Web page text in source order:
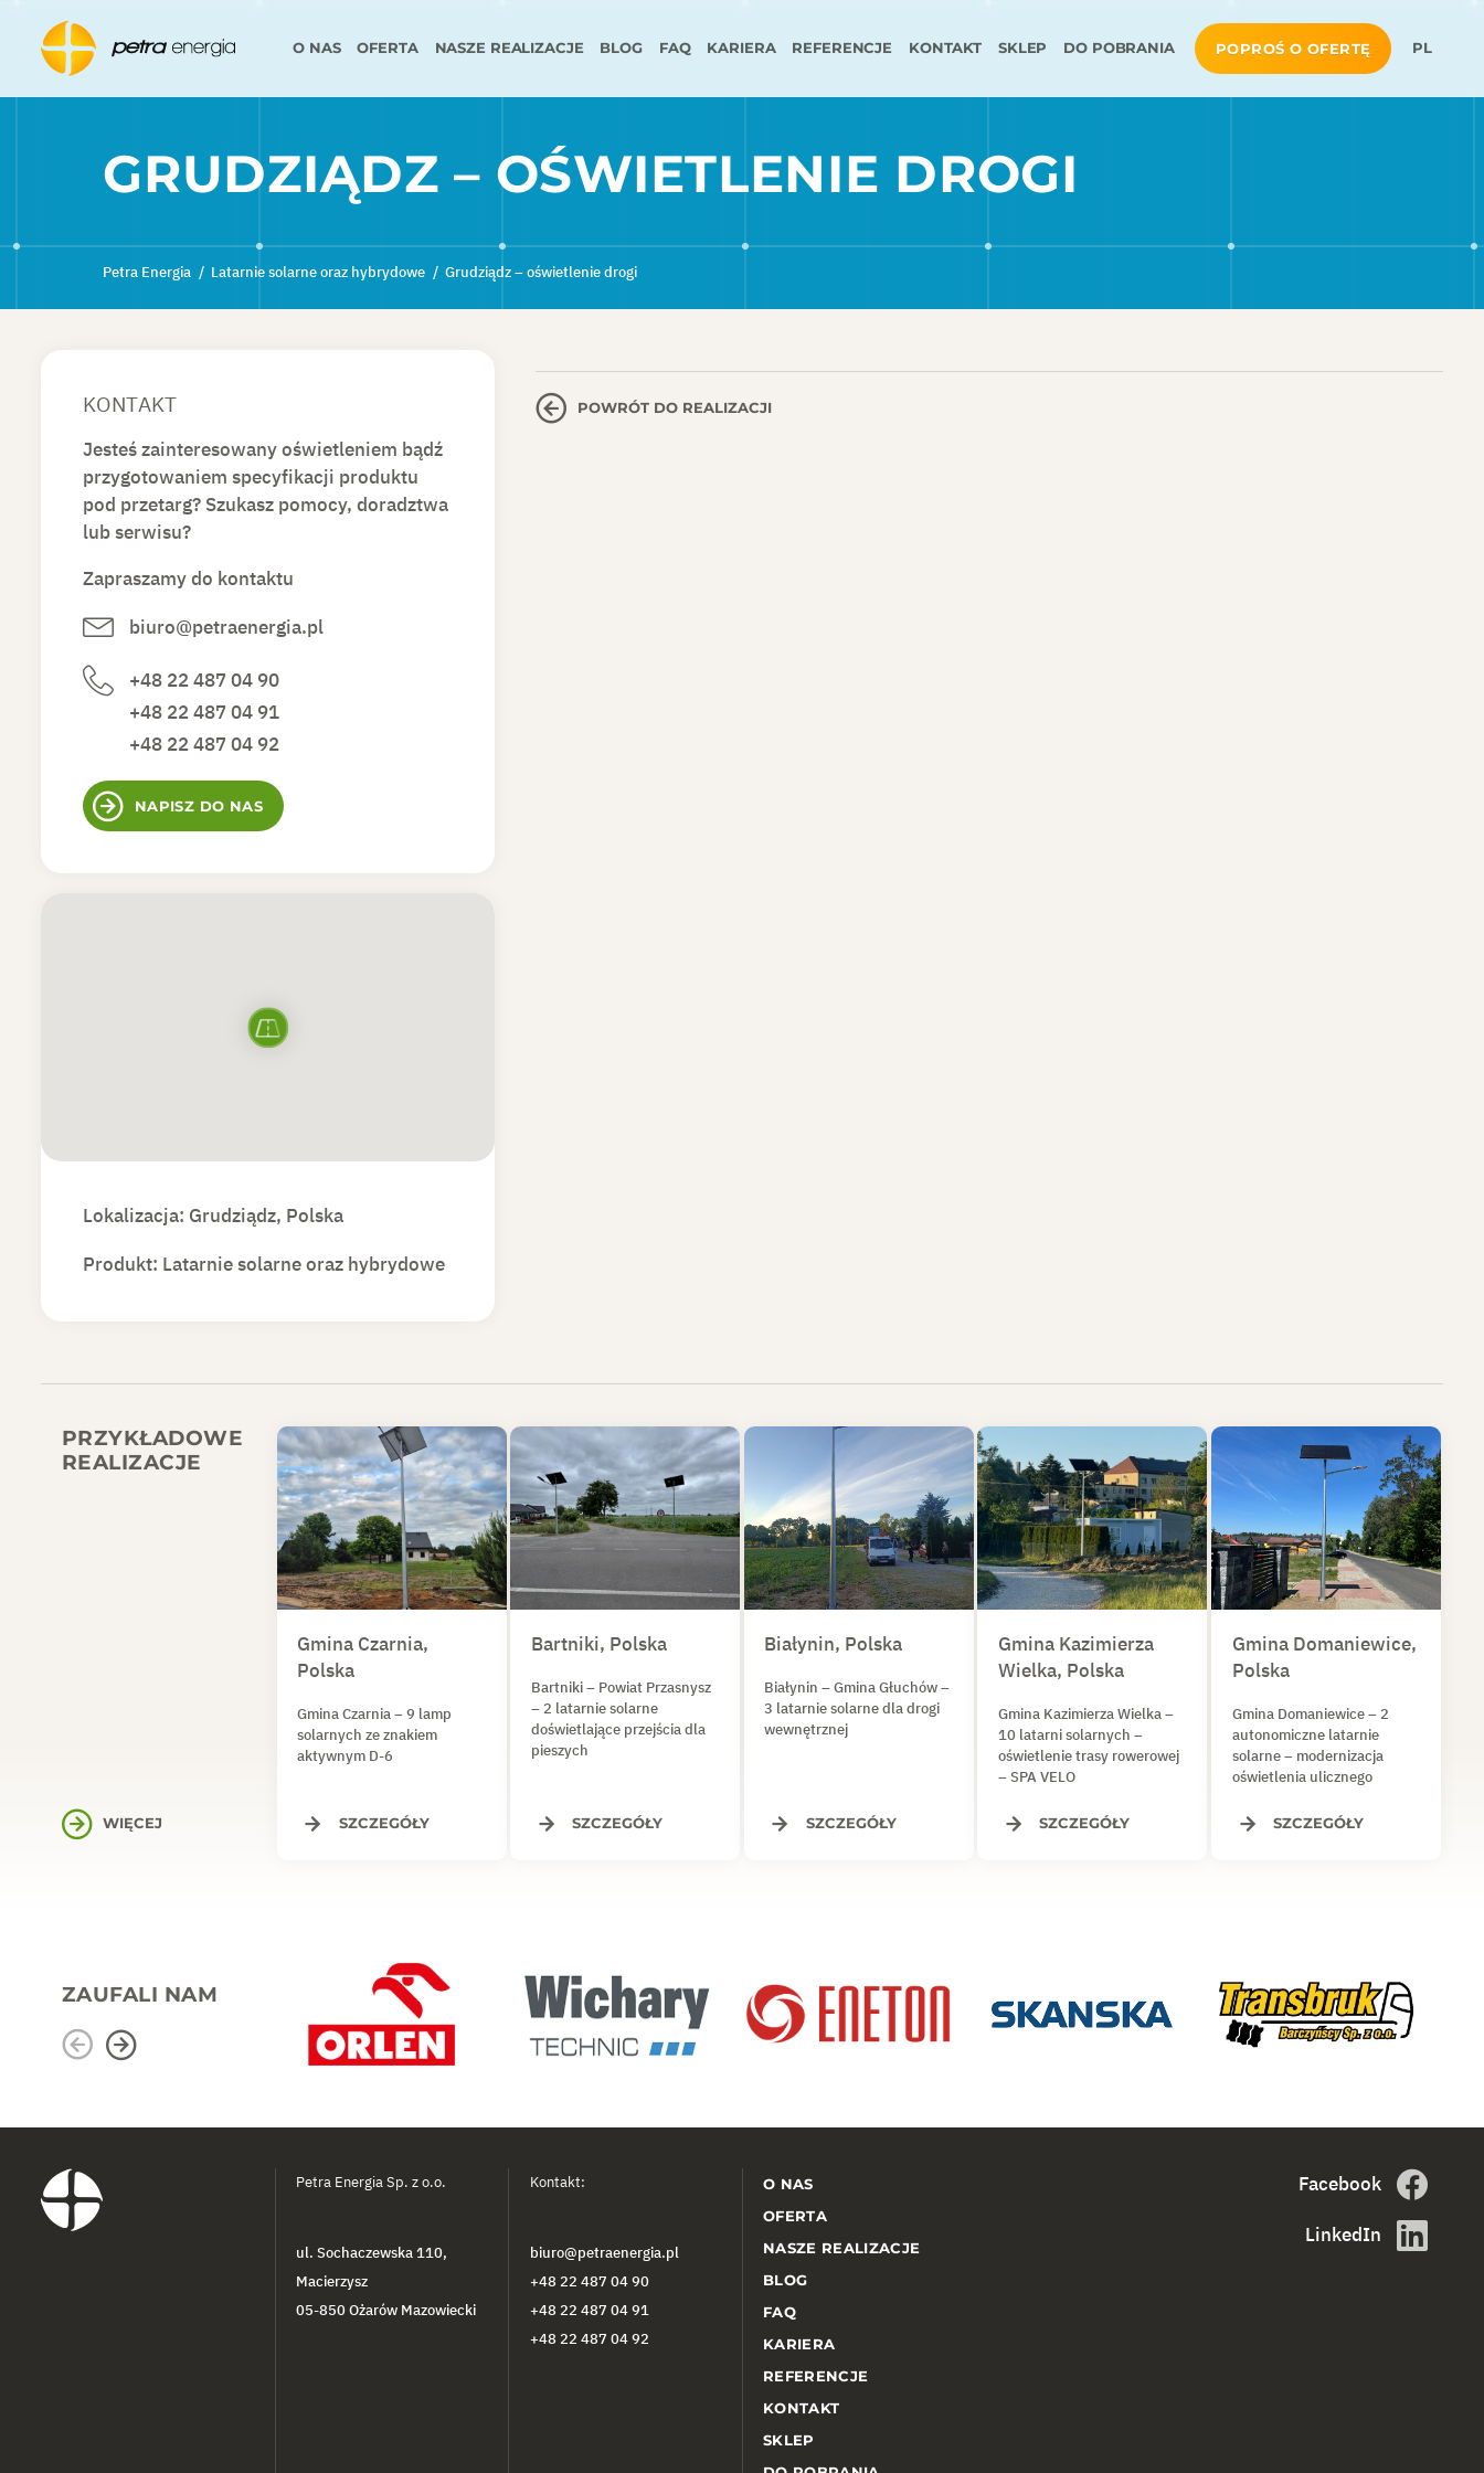
O NAS OFERTA NASZE REALIZACJE BLOG FAQ KARIERA REFERENCJE KONTAKT SKLEP DO POBRANIA POPROŚ O OFERTĘ PL
GRUDZIĄDZ – OŚWIETLENIE DROGI
Petra Energia / Latarnie solarne oraz hybrydowe / Grudziądz – oświetlenie drogi
POWRÓT DO REALIZACJI
KONTAKT
Jesteś zainteresowany oświetleniem bądź
przygotowaniem specyfikacji produktu
pod przetarg? Szukasz pomocy, doradztwa
lub serwisu?
Zapraszamy do kontaktu
biuro@petraenergia.pl
+48 22 487 04 90
+48 22 487 04 91
+48 22 487 04 92
NAPISZ DO NAS
Lokalizacja: Grudziądz, Polska
Produkt: Latarnie solarne oraz hybrydowe
PRZYKŁADOWE
REALIZACJE
WIĘCEJ
Gmina Czarnia,
Polska
Gmina Czarnia – 9 lamp
solarnych ze znakiem
aktywnym D-6
SZCZEGÓŁY
Bartniki, Polska
Bartniki – Powiat Przasnysz
– 2 latarnie solarne
doświetlające przejścia dla
pieszych
SZCZEGÓŁY
Białynin, Polska
Białynin – Gmina Głuchów –
3 latarnie solarne dla drogi
wewnętrznej
SZCZEGÓŁY
Gmina Kazimierza
Wielka, Polska
Gmina Kazimierza Wielka –
10 latarni solarnych –
oświetlenie trasy rowerowej
– SPA VELO
SZCZEGÓŁY
Gmina Domaniewice,
Polska
Gmina Domaniewice – 2
autonomiczne latarnie
solarne – modernizacja
oświetlenia ulicznego
SZCZEGÓŁY
ZAUFALI NAM
Petra Energia Sp. z o.o.
ul. Sochaczewska 110,
Macierzysz
05-850 Ożarów Mazowiecki
Kontakt:
biuro@petraenergia.pl
+48 22 487 04 90
+48 22 487 04 91
+48 22 487 04 92
O NAS
OFERTA
NASZE REALIZACJE
BLOG
FAQ
KARIERA
REFERENCJE
KONTAKT
SKLEP
Facebook
LinkedIn